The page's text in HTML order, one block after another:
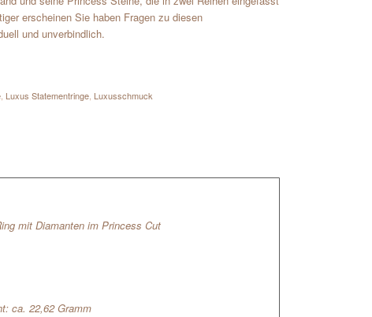
erscheinen Sie haben Fragen zu diesen
und unverbindlich.
Luxus Statementringe Luxusschmuck
mit Diamanten im Princess Cut
ca. 22,62 Gramm